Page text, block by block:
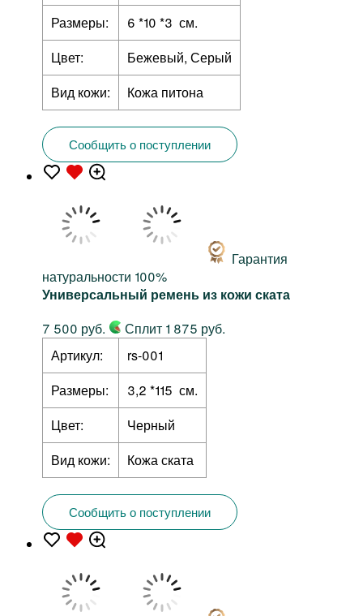
Размеры:
6 *10 *3 см.
Цвет:
Бежевый, Серый
Вид кожи:
Кожа питона
Сообщить о поступлении
Гарантия
натуральности 100%
Универсальный ремень из кожи ската
7 500 руб.
Сплит 1 875 руб.
Артикул:
rs-001
Размеры:
3,2 *115 см.
Цвет:
Черный
Вид кожи:
Кожа ската
Сообщить о поступлении